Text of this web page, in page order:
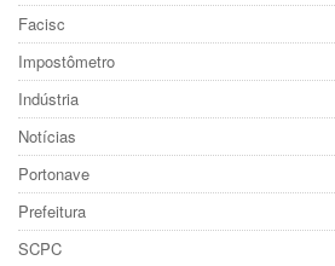
Facisc
Impostômetro
Indústria
Notícias
Portonave
Prefeitura
SCPC